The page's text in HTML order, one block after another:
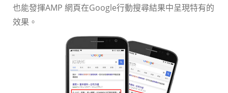
也能發揮AMP 網頁在Google行動搜尋結果中呈現特有的
效果。